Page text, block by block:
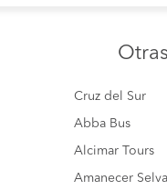
Cruz del Sur
Abba Bus
Alcimar Tours
Amanecer Selva